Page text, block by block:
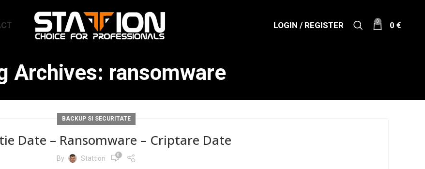
LOGIN / REGISTER 0 0€
Archives: ransomware
BACKUP SI SECURITATE
Date – Ransomware – Criptare Date
By Stattion 0